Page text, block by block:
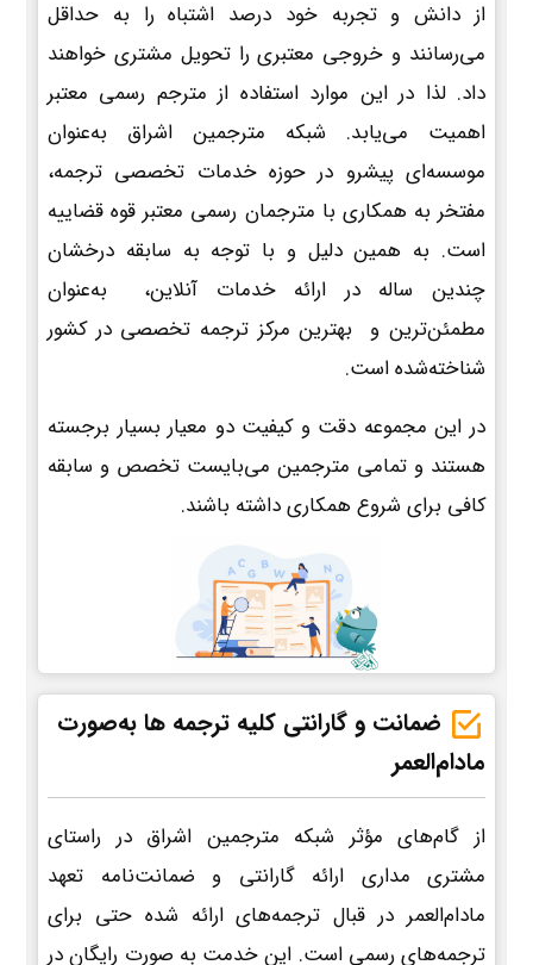
از دانش و تجربه خود درصد اشتباه را به حداقل
می‌رسانند و خروجی معتبری را تحویل مشتری خواهند
داد. لذا در این موارد استفاده از مترجم رسمی معتبر
اهمیت می‌یابد. شبکه مترجمین اشراق به‌عنوان
موسسه‌ای پیشرو در حوزه خدمات تخصصی ترجمه،
مفتخر به همکاری با مترجمان رسمی معتبر قوه قضاییه
است. به همین دلیل و با توجه به سابقه درخشان
چندین ساله در ارائه خدمات آنلاین، به‌عنوان
مطمئن‌ترین و بهترین مرکز ترجمه تخصصی در کشور
شناخته‌شده است.
در این مجموعه دقت و کیفیت دو معیار بسیار برجسته
هستند و تمامی مترجمین می‌بایست تخصص و سابقه
کافی برای شروع همکاری داشته باشند.
ضمانت و گارانتی کلیه ترجمه ها به‌صورت
مادام‌العمر
از گام‌های مؤثر شبکه مترجمین اشراق در راستای
مشتری مداری ارائه گارانتی و ضمانت‌نامه تعهد
مادام‌العمر در قبال ترجمه‌های ارائه شده حتی برای
ترجمه‌های رسمی است. این خدمت به صورت رایگان در